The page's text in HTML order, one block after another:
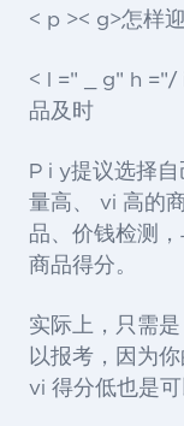
< p >< g>怎样
< l =" _ g" h
品及时
P i y提议选择
量高、 vi 高的
品、价钱检测
商品得分。
实际上，只需
以报考，因为
vi 得分低也是可